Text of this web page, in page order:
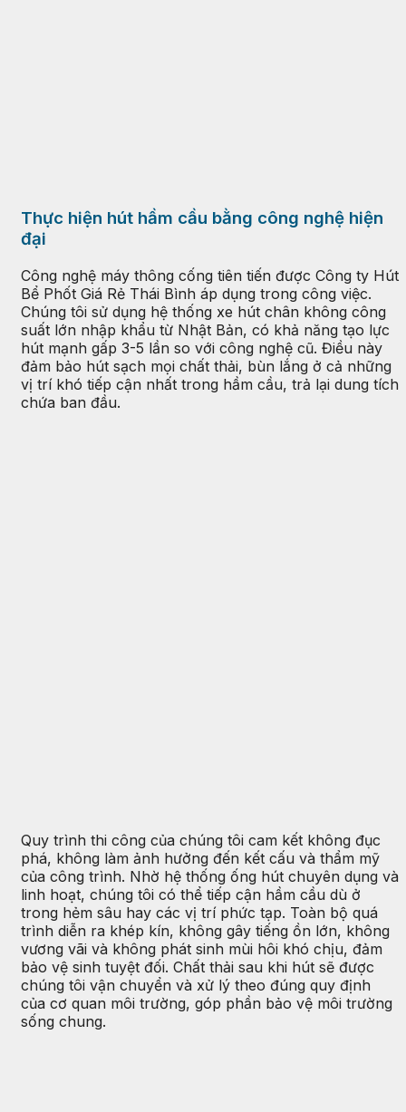
Thực hiện hút hầm cầu bằng công nghệ hiện
đại
Công nghệ máy thông cống tiên tiến được Công ty Hút
Bể Phốt Giá Rẻ Thái Bình áp dụng trong công việc.
Chúng tôi sử dụng hệ thống xe hút chân không công
suất lớn nhập khẩu từ Nhật Bản, có khả năng tạo lực
hút mạnh gấp 3-5 lần so với công nghệ cũ. Điều này
đảm bảo hút sạch mọi chất thải, bùn lắng ở cả những
vị trí khó tiếp cận nhất trong hầm cầu, trả lại dung tích
chứa ban đầu.
Quy trình thi công của chúng tôi cam kết không đục
phá, không làm ảnh hưởng đến kết cấu và thẩm mỹ
của công trình. Nhờ hệ thống ống hút chuyên dụng và
linh hoạt, chúng tôi có thể tiếp cận hầm cầu dù ở
trong hẻm sâu hay các vị trí phức tạp. Toàn bộ quá
trình diễn ra khép kín, không gây tiếng ồn lớn, không
vương vãi và không phát sinh mùi hôi khó chịu, đảm
bảo vệ sinh tuyệt đối. Chất thải sau khi hút sẽ được
chúng tôi vận chuyển và xử lý theo đúng quy định
của cơ quan môi trường, góp phần bảo vệ môi trường
sống chung.